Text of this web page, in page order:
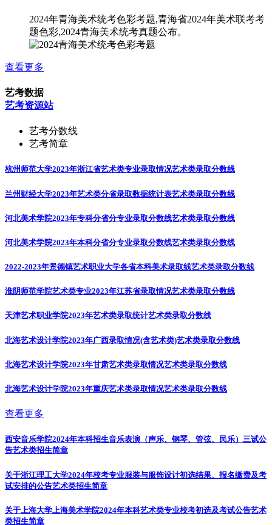
2024年青海美术统考色彩考题,青海省2024年美术联考考
题色彩,2024青海美术统考真题公布。
查看更多
艺考数据
艺考资源站
艺考分数线
艺考简章
杭州师范大学2023年浙江省艺术类专业录取情况艺术类录取分数线
兰州财经大学2023年艺术类分省录取数据统计表艺术类录取分数线
河北美术学院2023年专科分省分专业录取分数线艺术类录取分数线
河北美术学院2023年本科分省分专业录取分数线艺术类录取分数线
2022-2023年景德镇艺术职业大学各省本科美术录取线艺术类录取分数线
淮阴师范学院艺术类专业2023年江苏省录取情况艺术类录取分数线
天津艺术职业学院2023年艺术类录取统计艺术类录取分数线
北海艺术设计学院2023年广西录取情况(含艺术类)艺术类录取分数线
北海艺术设计学院2023年甘肃艺术类录取情况艺术类录取分数线
北海艺术设计学院2023年重庆艺术类录取情况艺术类录取分数线
查看更多
西安音乐学院2024年本科招生音乐表演（声乐、钢琴、管弦、民乐）三试公
告艺术类招生简章
关于浙江理工大学2024年校考专业服装与服饰设计初选结果、报名缴费及考
试安排的公告艺术类招生简章
关于上海大学上海美术学院2024年本科艺术类专业校考初选及考试公告艺术
类招生简章